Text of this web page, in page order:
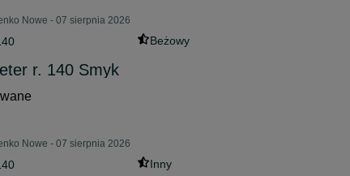
Nowe - 07 sierpnia 2026
Beżowy
r. 140 Smyk
Nowe - 07 sierpnia 2026
Inny